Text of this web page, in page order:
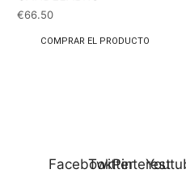
€66.50
COMPRAR EL PRODUCTO
FacebookTwitterPinterest